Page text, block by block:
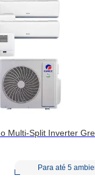
Multi-Split Inverter
Para até 5